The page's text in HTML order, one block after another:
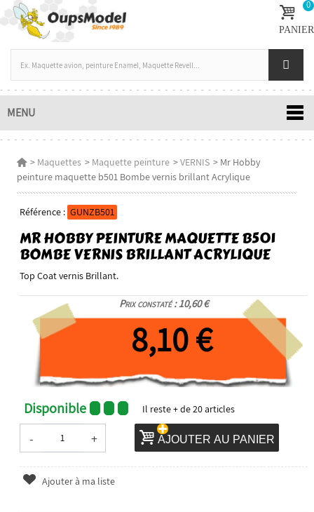
0
PANIER
MENU
> Maquettes > Maquette peinture >VERNIS > Mr Hobby
peinture maquette b501 Bombe vernis brillant Acrylique
Référence : GUNZB501
MR HOBBY PEINTURE MAQUETTE B501
BOMBE VERNIS BRILLANT ACRYLIQUE
Top Coat vernis Brillant.
Prix constaté : 10,60 €
8,10 €
Disponible Il reste+ de 20articles
- + AJOUTER AU PANIER
Ajouter à ma liste